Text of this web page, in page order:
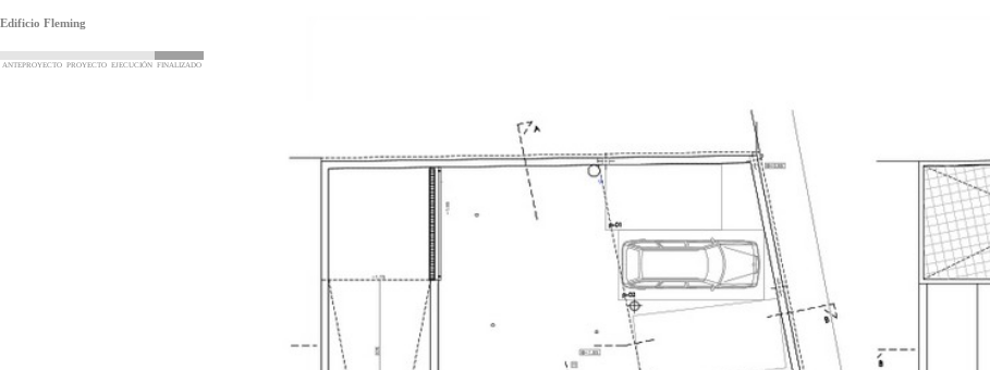
Edificio Fleming
ANTEPROYECTO PROYECTO EJECUCIÓN FINALIZADO